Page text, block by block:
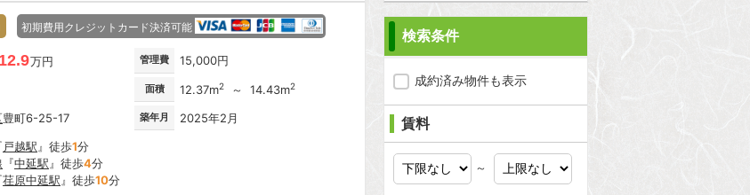
初期費用クレジットカード決済可能
12.9万円 管理費 15,000円
面積 12.37m2 ～ 14.43m2
豊町6-25-17 築年月 2025年2月
戸越駅 』徒歩1分
『中延駅 』徒歩4分
荏原中延駅 』徒歩10分
検索条件
成約済み物件も表示
賃料
～